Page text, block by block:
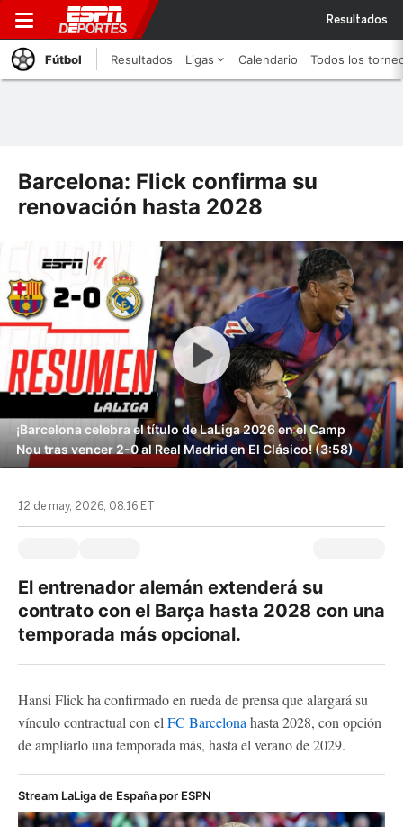
Resultados
Fútbol Resultados Ligas Calendario Todos los
Barcelona: Flick confirma su
renovación hasta 2028
¡Barcelona celebra el título de LaLiga 2026 en el Camp
Nou tras vencer 2-0 al Real Madrid en El Clásico! (3:58)
12 de may, 2026, 08:16 ET
El entrenador alemán extenderá su
contrato con el Barça hasta 2028 con una
temporada más opcional.
Hansi Flick ha confirmado en rueda de prensa que alargará su
vínculo contractual con el FC Barcelona hasta 2028, con opción
de ampliarlo una temporada más, hasta el verano de 2029.
Stream LaLiga de España por ESPN